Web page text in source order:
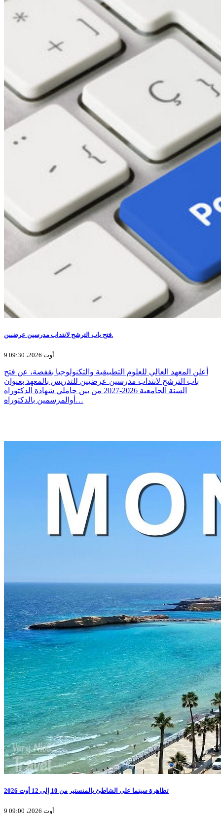
فتح باب الترشح لانتداب مدرسين عرضيين.
9 أوت 2026، 09:30
أعلن المعهد العالي للعلوم التطبيقية والتكنولوجيا بقفصة، عن فتح
باب الترشح لانتداب مدرسين عرضيين للتدريس بالمعهد بعنوان
السنة الجامعية 2026-2027 من بين حاملي شهادة الدكتوراه
أوالمرسمين بالدكتوراه…
تظاهرة سينما على الشاطئ بالمنستير من 10 إلى 12 أوت 2026
9 أوت 2026، 09:00